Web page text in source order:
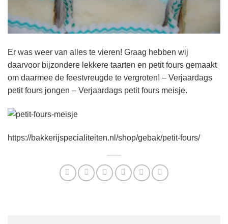
Er was weer van alles te vieren! Graag hebben wij
daarvoor bijzondere lekkere taarten en petit fours gemaakt
om daarmee de feestvreugde te vergroten! – Verjaardags
petit fours jongen – Verjaardags petit fours meisje.
https://bakkerijspecialiteiten.nl/shop/gebak/petit-fours/